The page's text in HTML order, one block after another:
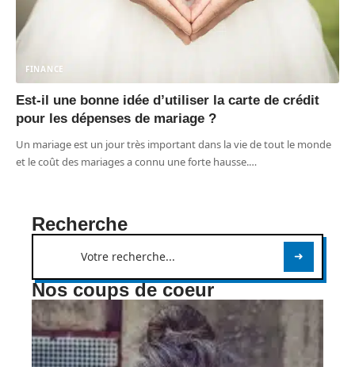
FINANCE
Est-il une bonne idée d’utiliser la carte de crédit
pour les dépenses de mariage ?
Un mariage est un jour très important dans la vie de tout le monde
et le coût des mariages a connu une forte hausse.…
Recherche
Nos coups de coeur